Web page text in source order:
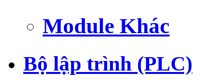
Module Khác
Bộ lập trình (PLC)